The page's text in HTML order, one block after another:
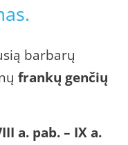
barbarų
frankų genčių
a. pab. – IX a.